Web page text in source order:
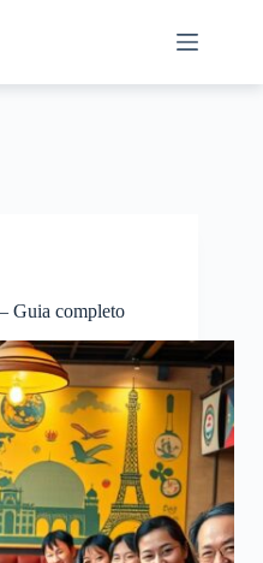
Guia completo